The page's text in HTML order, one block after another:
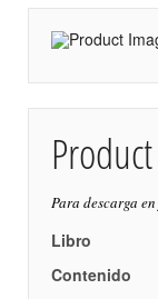
Para descarga
Libro
Contenido